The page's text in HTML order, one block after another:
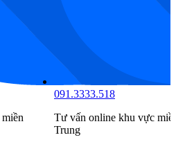
miền
091.3333.518
Tư vấn online khu vực
Trung